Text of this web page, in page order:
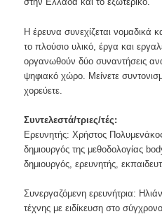
Η έρευνα συνεχίζεται νομαδικά
το πλούσιο υλικό, έργα και
οργανωθούν δύο συναντήσεις
ψηφιακό χώρο. Μείνετε
χορεύετε.
Συντελεστά/τριες/τές:
Ερευνητής: Χρήστος
δημιουργός της μεθοδολογίας
δημιουργός, ερευνητής,
Συνεργαζόμενη ερευνήτρια:
τέχνης με ειδίκευση στο